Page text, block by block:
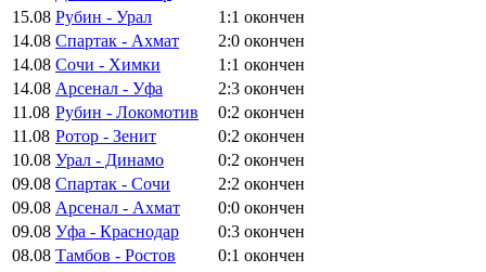
15.08 Рубин - Урал 1:1 окончен
14.08 Спартак - Ахмат 2:0 окончен
14.08 Сочи - Химки 1:1 окончен
14.08 Арсенал - Уфа 2:3 окончен
11.08 Рубин - Локомотив 0:2 окончен
11.08 Ротор - Зенит 0:2 окончен
10.08 Урал - Динамо 0:2 окончен
09.08 Спартак - Сочи 2:2 окончен
09.08 Арсенал - Ахмат 0:0 окончен
09.08 Уфа - Краснодар 0:3 окончен
08.08 Тамбов - Ростов 0:1 окончен